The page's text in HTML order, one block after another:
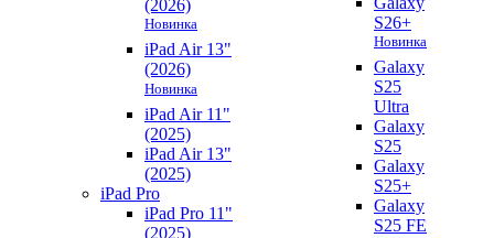
(2026)
Новинка
iPad Air 13"
(2026)
Новинка
iPad Air 11"
(2025)
iPad Air 13"
(2025)
iPad Pro
iPad Pro 11"
(2025)
S26+
Новинка
Galaxy
S25
Ultra
Galaxy
S25
Galaxy
S25+
Galaxy
S25 FE